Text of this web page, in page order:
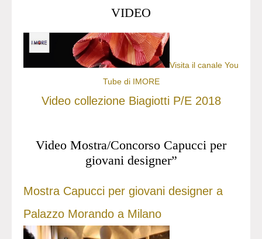
VIDEO
Visita il canale You
Tube di IMORE
Video collezione Biagiotti P/E 2018
Video Mostra/Concorso Capucci per
giovani designer”
Mostra Capucci per giovani designer a
Palazzo Morando a Milano